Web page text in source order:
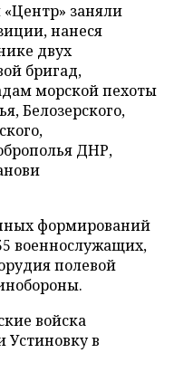
заняли
нанеся
двух
бригад,
морской пехоты
Белозерского,
ДНР,
формирований
военнослужащих,
полевой
войска
Устиновку в